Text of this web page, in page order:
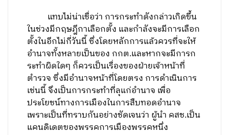
แทบไม่น่าเชื่อว่า การกระทำดังกล่าวเกิดขึ้น
ในช่วงมีกฤษฎีกาเลือกตั้ง และกำลังจะมีการเลือก
ตั้งในอีกไม่กี่วันนี้ ซึ่งโดยหลักการแล้วควรที่จะให้
อำนาจทั้งหลายเป็นของ กกต.และหากจะมีการก
ระทำผิดใดๆ ก็ควรเป็นเรื่องของฝ่ายเจ้าหน้าที่
ตำรวจ ซึ่งมีอำนาจหน้าที่โดยตรง การดำเนินการ
เช่นนี้ จึงเป็นการกระทำที่ลุแก่อำนาจ เพื่อ
ประโยชน์ทางการเมืองในการสืบทอดอำนาจ
เพราะเป็นที่ทราบกันอย่างชัดเจนว่า ผู้นำ คสช.เป็น
แคนดิเดตของพรรคการเมืองพรรคหนึ่ง